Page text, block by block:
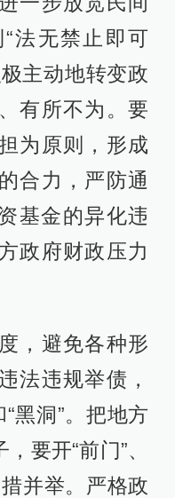
法无禁止即可
主动地转变政
有所不为。要
为原则，形成
合力，严防通
基金的异化违
政府财政压力
，避免各种形
法违规举债，
黑洞”。把地方
要开“前门”、
措并举。严格政